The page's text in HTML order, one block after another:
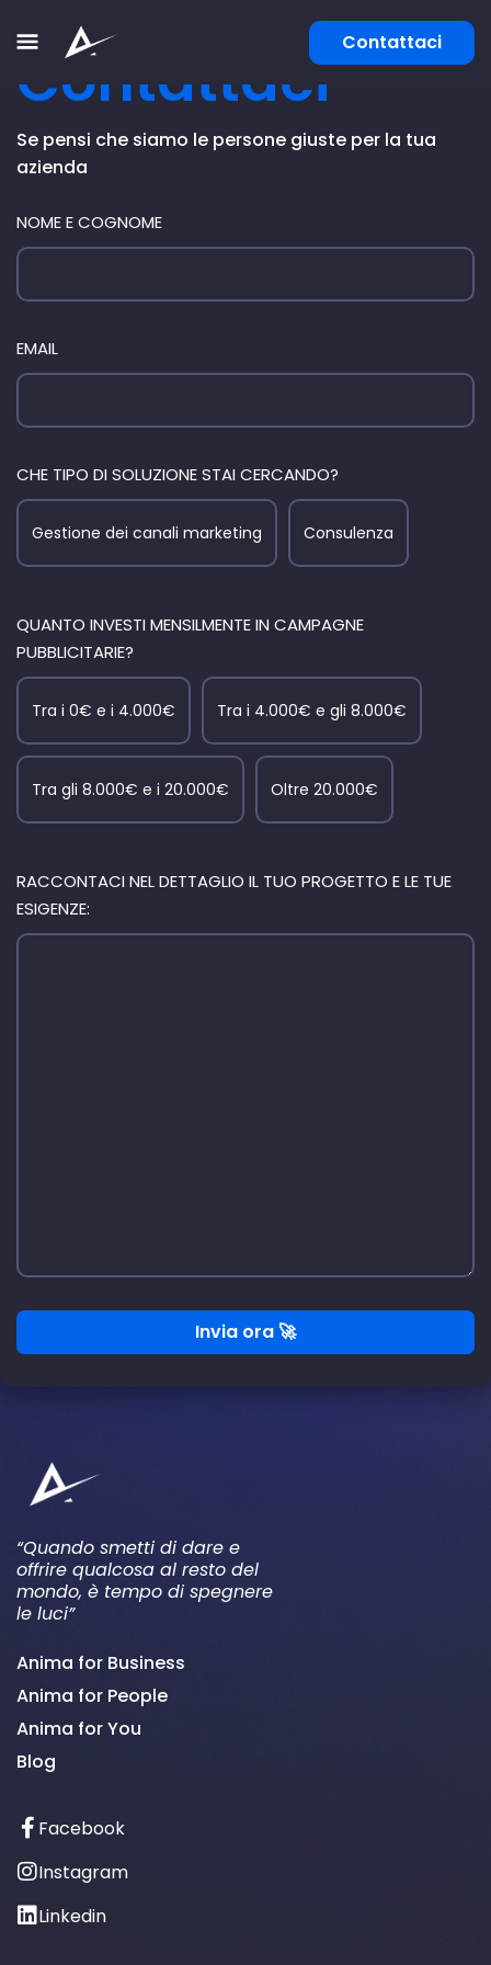
Contattaci
[newsletter]
Contattaci
Se pensi che siamo le persone giuste per la tua
azienda
NOME E COGNOME
EMAIL
CHE TIPO DI SOLUZIONE STAI CERCANDO?
Gestione dei canali marketing Consulenza
QUANTO INVESTI MENSILMENTE IN CAMPAGNE
PUBBLICITARIE?
Tra i 0€ e i 4.000€ Tra i 4.000€ e gli 8.000€
Tra gli 8.000€ e i 20.000€ Oltre 20.000€
RACCONTACI NEL DETTAGLIO IL TUO PROGETTO E LE TUE
ESIGENZE:
Invia ora 🚀
“Quando smetti di dare e
offrire qualcosa al resto del
mondo, è tempo di spegnere
le luci”
Anima for Business
Anima for People
Anima for You
Blog
Facebook
Instagram
Linkedin